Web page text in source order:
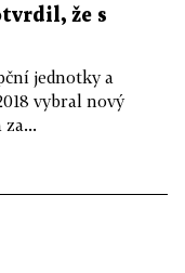
že s
jednotky a
vybral nový